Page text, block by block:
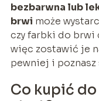
bezbarwna lub
brwi może
czy farbki do brwi
więc zostawić je
pewniej i poznasz
Co kupić